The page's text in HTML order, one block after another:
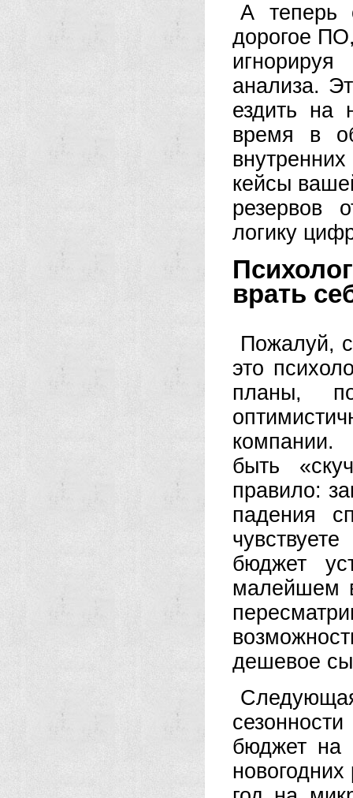
А теперь
дорогое
анализа.
ездить на
время в
кейсы
резервов
логику
врать
Пожалуй,
это
планы,
компании.
быть
правило:
падения
бюджет
малейшем
дешевое
бюджет на